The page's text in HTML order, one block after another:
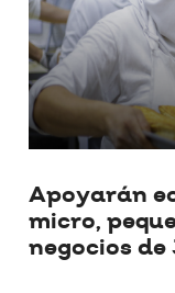
Apoyarán
micro,
negocios de